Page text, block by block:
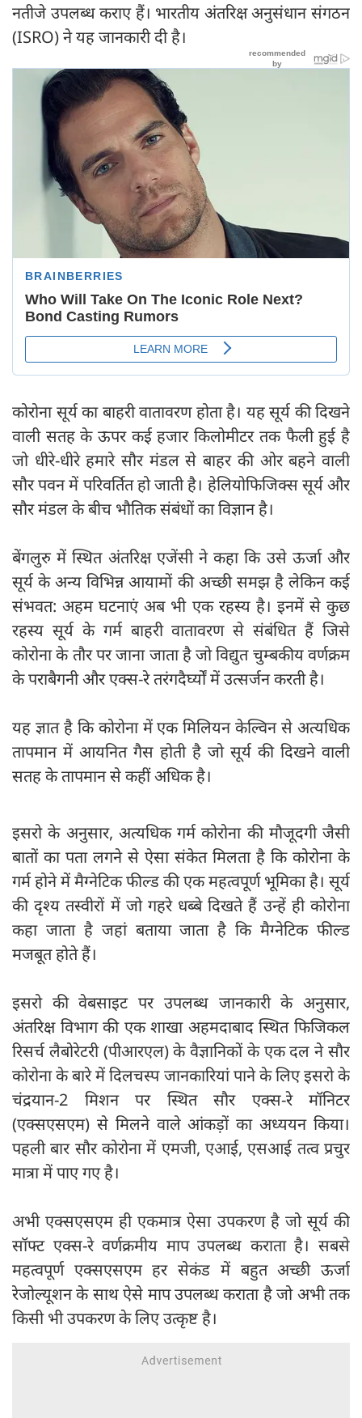
नतीजे उपलब्ध कराए हैं। भारतीय अंतरिक्ष अनुसंधान संगठन
(ISRO) ने यह जानकारी दी है।
कोरोना सूर्य का बाहरी वातावरण होता है। यह सूर्य की दिखने
वाली सतह के ऊपर कई हजार किलोमीटर तक फैली हुई है
जो धीरे-धीरे हमारे सौर मंडल से बाहर की ओर बहने वाली
सौर पवन में परिवर्तित हो जाती है। हेलियोफिजिक्स सूर्य और
सौर मंडल के बीच भौतिक संबंधों का विज्ञान है।
बेंगलुरु में स्थित अंतरिक्ष एजेंसी ने कहा कि उसे ऊर्जा और
सूर्य के अन्य विभिन्न आयामों की अच्छी समझ है लेकिन कई
संभवत: अहम घटनाएं अब भी एक रहस्य है। इनमें से कुछ
रहस्य सूर्य के गर्म बाहरी वातावरण से संबंधित हैं जिसे
कोरोना के तौर पर जाना जाता है जो विद्युत चुम्बकीय वर्णक्रम
के पराबैगनी और एक्स-रे तरंगदैर्घ्यों में उत्सर्जन करती है।
यह ज्ञात है कि कोरोना में एक मिलियन केल्विन से अत्यधिक
तापमान में आयनित गैस होती है जो सूर्य की दिखने वाली
सतह के तापमान से कहीं अधिक है।
इसरो के अनुसार, अत्यधिक गर्म कोरोना की मौजूदगी जैसी
बातों का पता लगने से ऐसा संकेत मिलता है कि कोरोना के
गर्म होने में मैग्नेटिक फील्ड की एक महत्वपूर्ण भूमिका है। सूर्य
की दृश्य तस्वीरों में जो गहरे धब्बे दिखते हैं उन्हें ही कोरोना
कहा जाता है जहां बताया जाता है कि मैग्नेटिक फील्ड
मजबूत होते हैं।
इसरो की वेबसाइट पर उपलब्ध जानकारी के अनुसार,
अंतरिक्ष विभाग की एक शाखा अहमदाबाद स्थित फिजिकल
रिसर्च लैबोरेटरी (पीआरएल) के वैज्ञानिकों के एक दल ने सौर
कोरोना के बारे में दिलचस्प जानकारियां पाने के लिए इसरो के
चंद्रयान-2 मिशन पर स्थित सौर एक्स-रे मॉनिटर
(एक्सएसएम) से मिलने वाले आंकड़ों का अध्ययन किया।
पहली बार सौर कोरोना में एमजी, एआई, एसआई तत्व प्रचुर
मात्रा में पाए गए है।
अभी एक्सएसएम ही एकमात्र ऐसा उपकरण है जो सूर्य की
सॉफ्ट एक्स-रे वर्णक्रमीय माप उपलब्ध कराता है। सबसे
महत्वपूर्ण एक्सएसएम हर सेकंड में बहुत अच्छी ऊर्जा
रेजोल्यूशन के साथ ऐसे माप उपलब्ध कराता है जो अभी तक
किसी भी उपकरण के लिए उत्कृष्ट है।